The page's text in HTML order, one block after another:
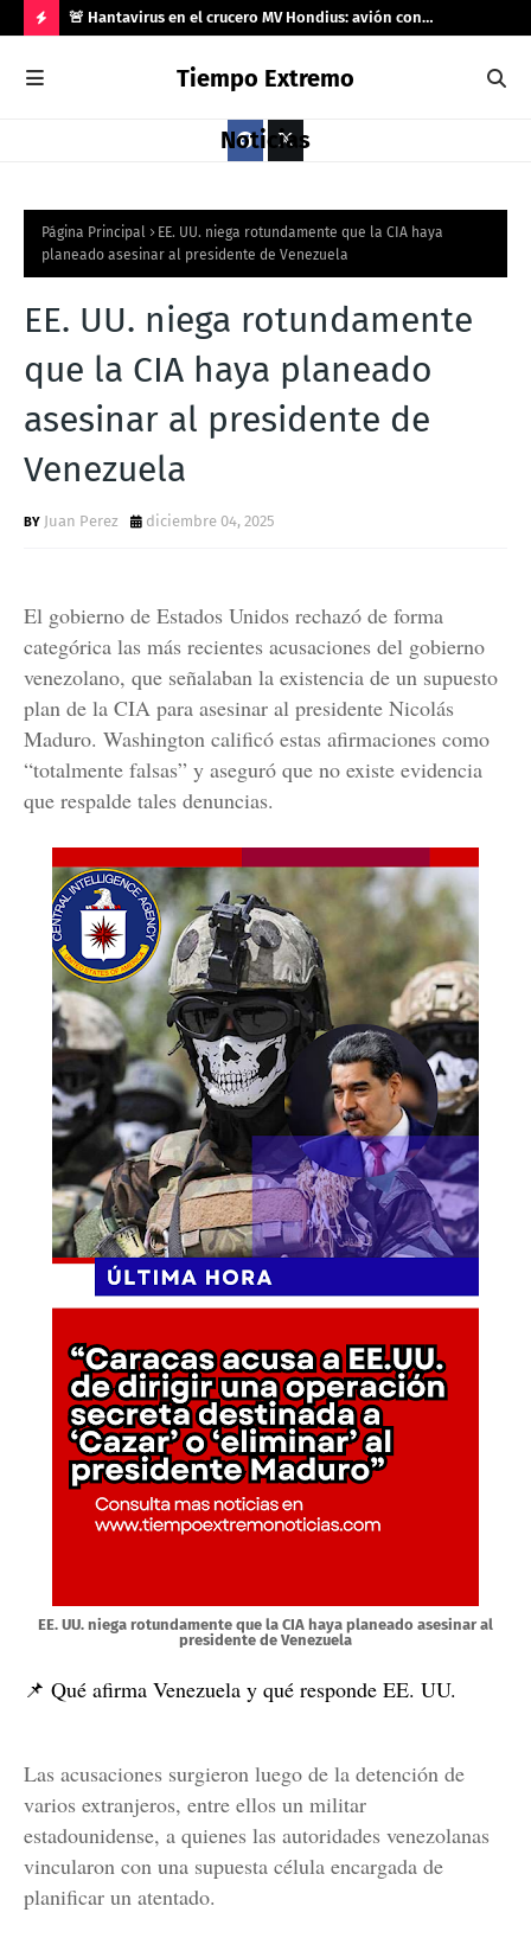
O
S
33
🚨 Hantavirus en el crucero MV Hondius: avión con
Tiempo Extremo
Noticias
Página Principal
EE. UU. niega rotundamente que la CIA haya
planeado asesinar al presidente de Venezuela
EE. UU. niega rotundamente
que la CIA haya planeado
asesinar al presidente de
Venezuela
Juan Perez diciembre 04, 2025
El gobierno de Estados Unidos rechazó de forma
categórica las más recientes acusaciones del gobierno
venezolano, que señalaban la existencia de un supuesto
plan de la CIA para asesinar al presidente Nicolás
Maduro. Washington calificó estas afirmaciones como
“totalmente falsas” y aseguró que no existe evidencia
que respalde tales denuncias.
EE. UU. niega rotundamente que la CIA haya planeado asesinar al
presidente de Venezuela
📌 Qué afirma Venezuela y qué responde EE. UU.
Las acusaciones surgieron luego de la detención de
varios extranjeros, entre ellos un militar
estadounidense, a quienes las autoridades venezolanas
vincularon con una supuesta célula encargada de
planificar un atentado.